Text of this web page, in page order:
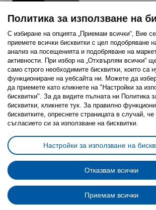
Последвайте ни:
FacebookTwitterYoutubePinterestInstagram
Политика за използване на бисквитки
Избор на настройки за използване на
Условия за ползване на ikea.bgОбща политика
Политика за защита на личните данни
Общи условия на програма IKEA
Политика за защита на лични данни на
© Inter-IKEA Systems B.V. 1999 -
Политика за използване на
С избиране на опцията „Приемам всички“, Вие
приемете всички бисквитки с цел подобряване
анализ на посещенията и подобряване на
активности. При избор на „Отхвърлям всички“
само строго необходимитe бисквитки, които са
функциониране на уебсайта ни. Можете да
да приемете като кликнете на "Настройки за
бисквитки". За да видите пълната ни Политика
бисквитки, кликнете тук. За правилно
бисквитките, опреснете страницата в случай, че
съгласието си за използване на бисквитки.
Настройки за използване на
Отказвам всички
Приемам всички